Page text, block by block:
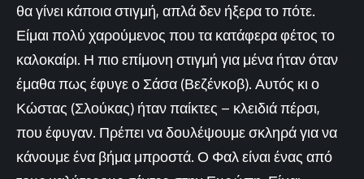
θα γίνει κάποια στιγμή, απλά δεν ήξερα το πότε.
Είμαι πολύ χαρούμενος που τα κατάφερα φέτος το
καλοκαίρι. Η πιο επίμονη στιγμή για μένα ήταν όταν
έμαθα πως έφυγε ο Σάσα (Βεζένκοβ). Αυτός κι ο
Κώστας (Σλούκας) ήταν παίκτες – κλειδιά πέρσι,
που έφυγαν. Πρέπει να δουλέψουμε σκληρά για να
κάνουμε ένα βήμα μπροστά. Ο Φαλ είναι ένας από